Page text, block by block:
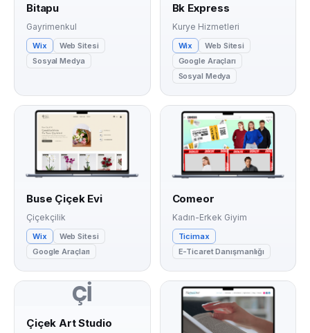
Bitapu
Gayrimenkul
Wix
Web Sitesi
Sosyal Medya
Bk Express
Kurye Hizmetleri
Wix
Web Sitesi
Google Araçları
Sosyal Medya
Buse Çiçek Evi
Çiçekçilik
Wix
Web Sitesi
Google Araçları
Comeor
Kadın-Erkek Giyim
Ticimax
E-Ticaret Danışmanlığı
Çİ
Çiçek Art Studio